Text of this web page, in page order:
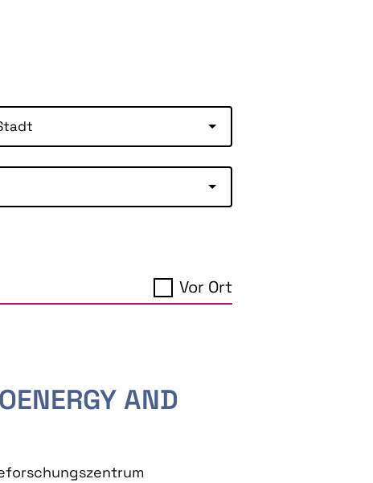
Vor Ort
AND